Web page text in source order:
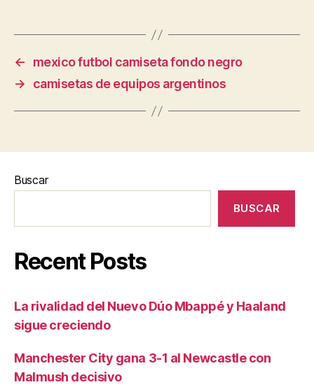
←
mexico futbol camiseta fondo negro
→
camisetas de equipos argentinos
Buscar
BUSCAR
Recent Posts
La rivalidad del Nuevo Dúo Mbappé y Haaland
sigue creciendo
Manchester City gana 3-1 al Newcastle con
Malmush decisivo